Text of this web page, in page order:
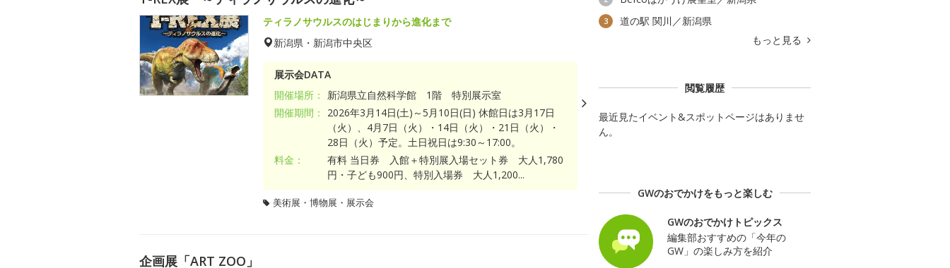
ティラノサウルスのはじまりから進化まで
新潟県・新潟市中央区
展示会DATA
開催場所：
新潟県立自然科学館 1階 特別展示室
開催期間：
2026年3月14日(土)～5月10日(日) 休館日は3月17日
（火）、4月7日（火）・14日（火）・21日（火）・
28日（火）予定。土日祝日は9:30～17:00。
料金：
有料 当日券 入館＋特別展入場セット券 大人1,780
円・子ども900円、特別入場券 大人1,200...
美術展・博物展・展示会
企画展「ART ZOO」
3
道の駅 関川／新潟県
もっと見る
閲覧履歴
最近見たイベント&スポットページはありませ
ん。
GWのおでかけをもっと楽しむ
GWのおでかけトピックス
編集部おすすめの「今年の
GW」の楽しみ方を紹介